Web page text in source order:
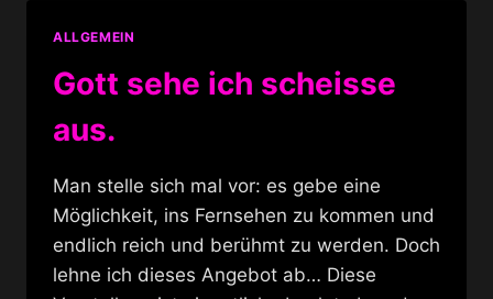
TAXE
ALLGEMEIN
Gott sehe ich scheisse
aus.
Man stelle sich mal vor: es gebe eine
Möglichkeit, ins Fernsehen zu kommen und
endlich reich und berühmt zu werden. Doch
lehne ich dieses Angebot ab… Diese